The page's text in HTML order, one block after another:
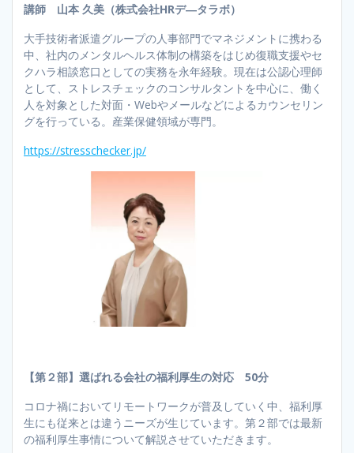
講師 山本 久美（株式会社HRデ―タラボ）
大手技術者派遣グループの人事部門でマネジメントに携わる
中、社内のメンタルヘルス体制の構築をはじめ復職支援やセ
クハラ相談窓口としての実務を永年経験。現在は公認心理師
として、ストレスチェックのコンサルタントを中心に、働く
人を対象とした対面・Webやメールなどによるカウンセリン
グを行っている。産業保健領域が専門。
https://stresschecker.jp/
【第２部】選ばれる会社の福利厚生の対応 50分
コロナ禍においてリモートワークが普及していく中、福利厚
生にも従来とは違うニーズが生じています。第２部では最新
の福利厚生事情について解説させていただきます。